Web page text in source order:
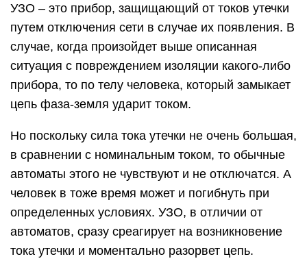
УЗО – это прибор, защищающий от токов утечки
путем отключения сети в случае их появления. В
случае, когда произойдет выше описанная
ситуация с повреждением изоляции какого-либо
прибора, то по телу человека, который замыкает
цепь фаза-земля ударит током.
Но поскольку сила тока утечки не очень большая,
в сравнении с номинальным током, то обычные
автоматы этого не чувствуют и не отключатся. А
человек в тоже время может и погибнуть при
определенных условиях. УЗО, в отличии от
автоматов, сразу среагирует на возникновение
тока утечки и моментально разорвет цепь.